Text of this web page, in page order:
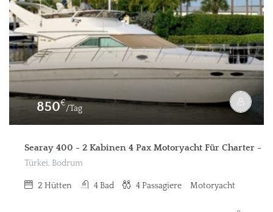
850€
/Tag
Searay 400 - 2 Kabinen 4 Pax Motoryacht Für Charter -
Türkei, Bodrum
2 Hütten 4Bad 4Passagiere Motoryacht